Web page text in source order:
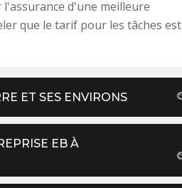
d'une meilleure
que le tarif pour les tâches est
ET SES ENVIRONS
EB À